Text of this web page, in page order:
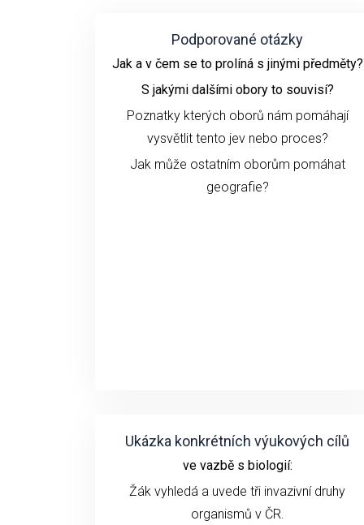
Podporované otázky
Jak a v čem se to prolíná s jinými předměty?
S jakými dalšími obory to souvisí?
Poznatky kterých oborů nám pomáhají
vysvětlit tento jev nebo proces?
Jak může ostatním oborům pomáhat
geografie?
Ukázka konkrétních výukových cílů
ve vazbě s biologií:
Žák vyhledá a uvede tři invazivní druhy
organismů v ČR.